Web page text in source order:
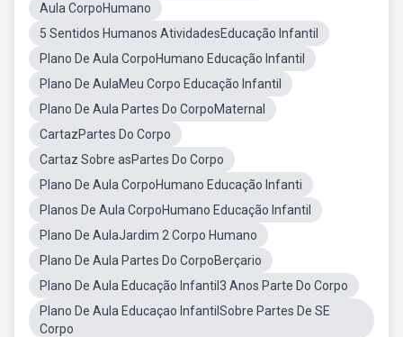
Aula CorpoHumano
5 Sentidos Humanos AtividadesEducação Infantil
Plano De Aula CorpoHumano Educação Infantil
Plano De AulaMeu Corpo Educação Infantil
Plano De Aula Partes Do CorpoMaternal
CartazPartes Do Corpo
Cartaz Sobre asPartes Do Corpo
Plano De Aula CorpoHumano Educação Infanti
Planos De Aula CorpoHumano Educação Infantil
Plano De AulaJardim 2 Corpo Humano
Plano De Aula Partes Do CorpoBerçario
Plano De Aula Educação Infantil3 Anos Parte Do Corpo
Plano De Aula Educaçao InfantilSobre Partes De SE
Corpo